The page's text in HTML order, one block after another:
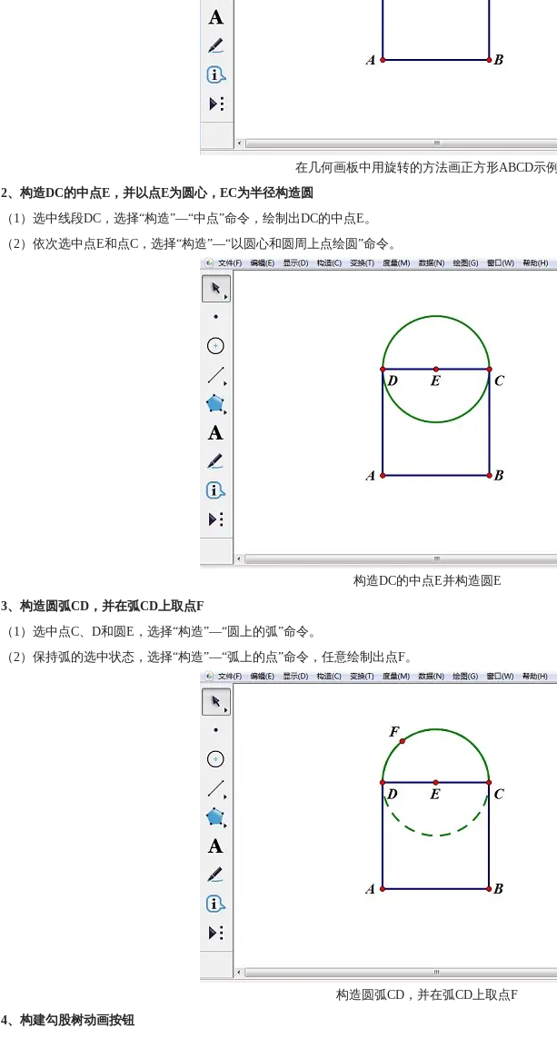
在几何画板中用旋转的方法画正方形ABCD示例
2、构造DC的中点E，并以点E为圆心，EC为半径构造圆
（1）选中线段DC，选择“构造”—“中点”命令，绘制出DC的中点E。
（2）依次选中点E和点C，选择“构造”—“以圆心和圆周上点绘圆”命令。
构造DC的中点E并构造圆E
3、构造圆弧CD，并在弧CD上取点F
（1）选中点C、D和圆E，选择“构造”—“圆上的弧”命令。
（2）保持弧的选中状态，选择“构造”—“弧上的点”命令，任意绘制出点F。
构造圆弧CD，并在弧CD上取点F
4、构建勾股树动画按钮